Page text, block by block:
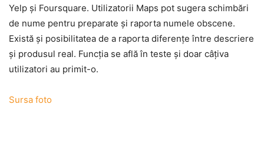
Yelp şi Foursquare. Utilizatorii Maps pot sugera schimbări
de nume pentru preparate şi raporta numele obscene.
Există şi posibilitatea de a raporta diferenţe între descriere
şi produsul real. Funcţia se află în teste şi doar câţiva
utilizatori au primit-o.
Sursa foto